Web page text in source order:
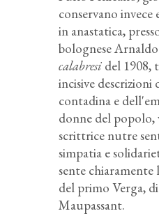
conservano
in anastatica,
bolognese
calabresi del 1908,
incisive descrizioni
contadina e
donne del popolo,
scrittrice nutre
simpatia e
sente
del primo Verga,
Maupassant.